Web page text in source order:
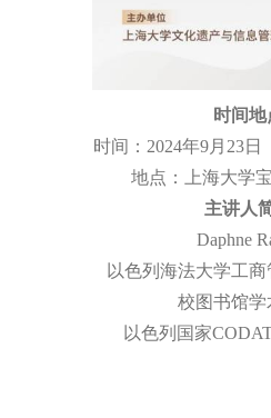
时间地
时间： 2024年9月 23日
地点：上海大学
主讲人
Daphne
以色列海法大学工
校图书馆学
以色列国家